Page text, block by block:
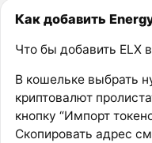
Как добавить
Что бы добавить ELX
В кошельке выбрать
криптовалют
кнопку “Импорт
Скопировать адрес